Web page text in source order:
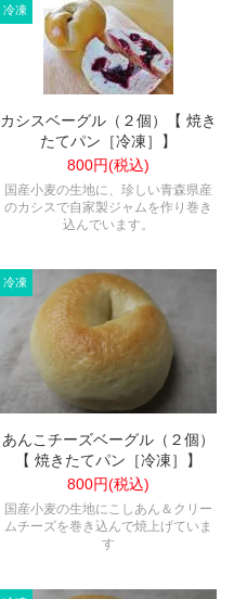
カシスベーグル（２個）【 焼き
たてパン［冷凍］】
800円(税込)
国産小麦の生地に、珍しい青森県産
のカシスで自家製ジャムを作り巻き
込んでいます。
あんこチーズベーグル（２個）
【 焼きたてパン［冷凍］】
800円(税込)
国産小麦の生地にこしあん＆クリー
ムチーズを巻き込んで焼上げていま
す